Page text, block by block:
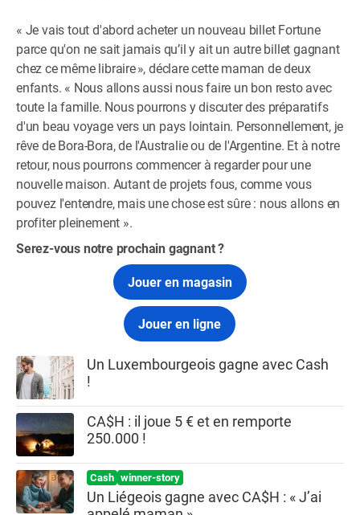
« Je vais tout d'abord acheter un nouveau billet Fortune
parce qu'on ne sait jamais qu’il y ait un autre billet gagnant
chez ce même libraire », déclare cette maman de deux
enfants. « Nous allons aussi nous faire un bon resto avec
toute la famille. Nous pourrons y discuter des préparatifs
d'un beau voyage vers un pays lointain. Personnellement, je
rêve de Bora-Bora, de l'Australie ou de l'Argentine. Et à notre
retour, nous pourrons commencer à regarder pour une
nouvelle maison. Autant de projets fous, comme vous
pouvez l'entendre, mais une chose est sûre : nous allons en
profiter pleinement ».
Serez-vous notre prochain gagnant ?
Jouer en magasin
Jouer en ligne
Un Luxembourgeois gagne avec Cash
!
CA$H : il joue 5 € et en remporte
250.000 !
Cash winner-story
Un Liégeois gagne avec CA$H : « J’ai